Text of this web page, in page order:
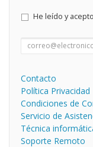
He leído y
Contacto
Política Privacidad
Condiciones de
Servicio de
Técnica
Soporte Remoto